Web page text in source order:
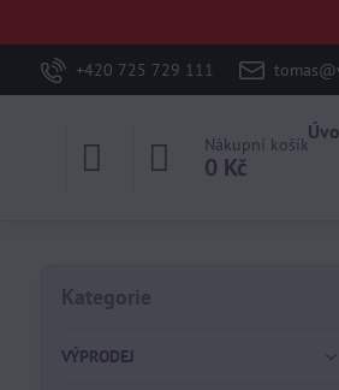
+420 725 729 111
Nákupní košík
0 Kč
Kategorie
VÝPRODEJ